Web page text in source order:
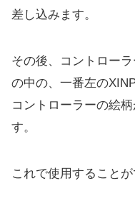
差し込みます。
その後、コントロー
の中の、一番左の
コントローラーの絵
す。
これで使用することが